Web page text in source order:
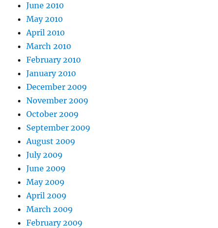
June 2010
May 2010
April 2010
March 2010
February 2010
January 2010
December 2009
November 2009
October 2009
September 2009
August 2009
July 2009
June 2009
May 2009
April 2009
March 2009
February 2009